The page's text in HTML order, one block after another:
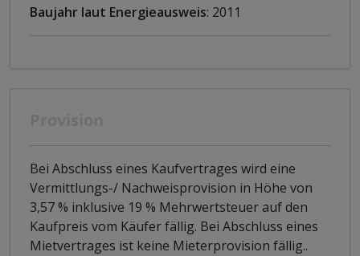
Baujahr laut Energieausweis: 2011
Bei Abschluss eines Kaufvertrages wird eine
Vermittlungs-/ Nachweisprovision in Höhe von
3,57 % inklusive 19 % Mehrwertsteuer auf den
Kaufpreis vom Käufer fällig. Bei Abschluss eines
Mietvertrages ist keine Mieterprovision fällig..